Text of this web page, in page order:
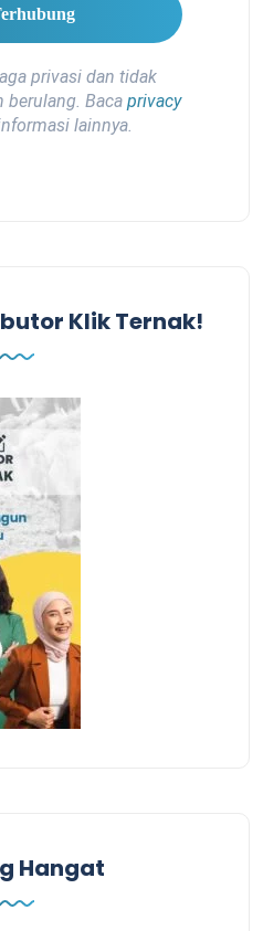
privasi dan tidak
berulang. Baca privacy
lainnya.
Klik Ternak!
Hangat